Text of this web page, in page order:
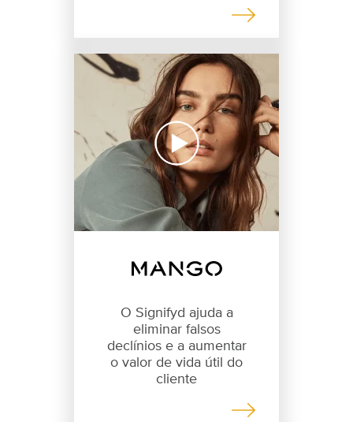
O Signifyd ajuda a
eliminar falsos
declínios e a aumentar
o valor de vida útil do
cliente